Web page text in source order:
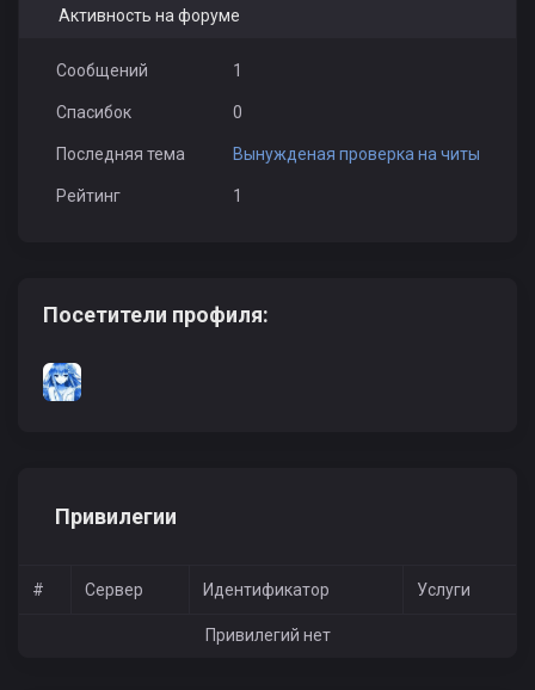
Активность на форуме
Сообщений 1
Спасибок 0
Последняя тема Вынужденая проверка на читы
Рейтинг 1
Посетители профиля:
Привилегии
# Сервер Идентификатор Услуги
Привилегий нет